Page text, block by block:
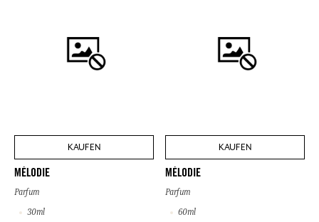
KAUFEN
MÉLODIE
Parfum
30ml
KAUFEN
MÉLODIE
Parfum
60ml